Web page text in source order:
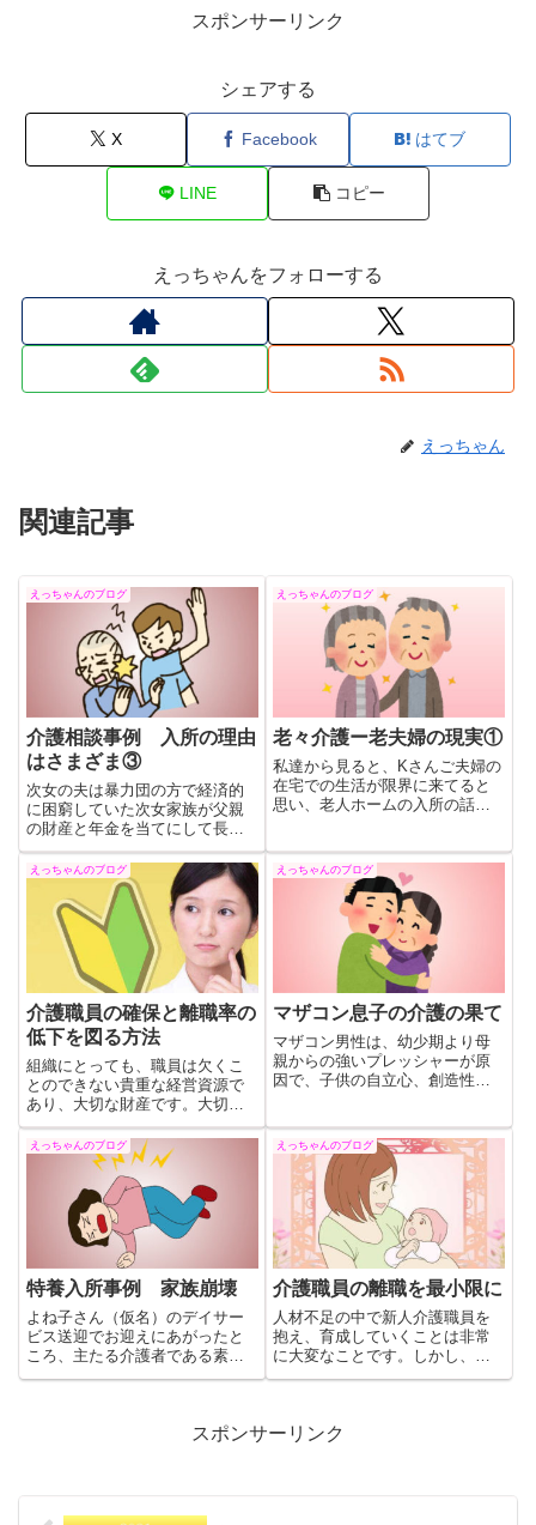
スポンサーリンク
シェアする
X Facebook はてブ
LINE コピー
えっちゃんをフォローする
えっちゃん
関連記事
えっちゃんのブログ
介護相談事例 入所の理由
はさまざま③
次女の夫は暴力団の方で経済的
に困窮していた次女家族が父親
の財産と年金を当てにして長女
宅で暮らしていた父親を無理や
り連れて行ったのだとという。
警察や市役所の福祉担当者の調
整で次女夫婦には接近禁止命令
が出され長女が身元引受人とな
り施設の住民となった。
えっちゃんのブログ
老々介護ー老夫婦の現実①
私達から見ると、Kさんご夫婦の
在宅での生活が限界に来てると
思い、老人ホームの入所の話を
どこでどのように暮らすかは自
己決定できるものであり、福祉
サービスの援助者が決めるべき
ではないということを実感した
事例でした。
えっちゃんのブログ
介護職員の確保と離職率の
低下を図る方法
組織にとっても、職員は欠くこ
とのできない貴重な経営資源で
あり、大切な財産です。大切な
財産である職員＝「人財」を生
かしていくことこそ、福祉の実
現や、高品位のサービスの提供
に直結するものであり、これか
らの時代の運営の基盤となるの
えっちゃんのブログ
マザコン息子の介護の果て
マザコン男性は、幼少期より母
親からの強いプレッシャーが原
因で、子供の自立心、創造性が
があります。困ったときは直ぐ
に母親に頼ってしまい、自分一
人で力を発揮して問題解決がで
きない大人に育ってしまうので
す。
えっちゃんのブログ
特養入所事例 家族崩壊
よね子さん（仮名）のデイサー
ビス送迎でお迎えにあがったと
ころ、主たる介護者である素子
さん（仮名）が室内で倒れてい
介護者の悩みや介護能力など総
えっちゃんのブログ
介護職員の離職を最小限に
人材不足の中で新人介護職員を
抱え、育成していくことは非常
に大変なことです。しかし、私
たちの仕事は「人命をお預かり
を確実に育てていくことが、利
スポンサーリンク